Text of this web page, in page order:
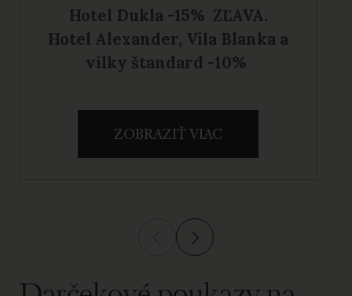
Hotel Dukla -15% ZĽAVA.
Hotel Alexander, Vila Blanka a
vilky štandard -10%
ZOBRAZIŤ VIAC